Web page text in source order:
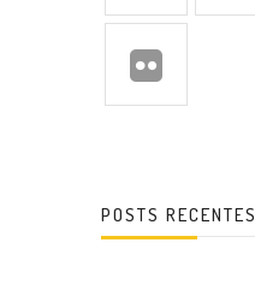
POSTS RECENTES